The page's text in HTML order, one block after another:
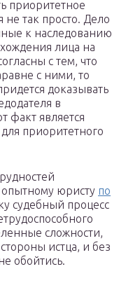
приоритетное
не так просто. Дело
к наследованию
лица на
с тем, что
с ними, то
доказывать
в
факт является
приоритетного
опытному юристу по
судебный процесс
сложности,
истца, и без
обойтись.